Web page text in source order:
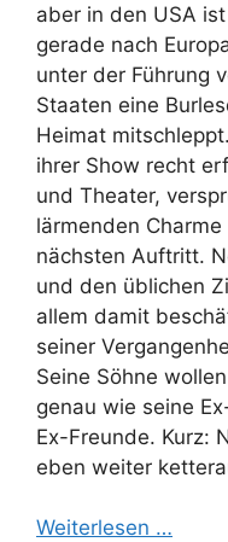
aber in den USA
gerade nach
unter der Führung
Staaten eine
Heimat
ihrer Show recht
und Theater,
lärmenden
nächsten Auftritt.
und den üblichen
allem damit
seiner
Seine Söhne
genau wie seine
Ex-Freunde. Kurz:
eben weiter
Weiterlesen …